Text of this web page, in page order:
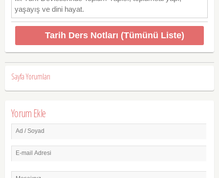
yaşayış ve dini hayat.
Tarih Ders Notları (Tümünü Liste)
Sayfa Yorumları
Yorum Ekle
Ad / Soyad
E-mail Adresi